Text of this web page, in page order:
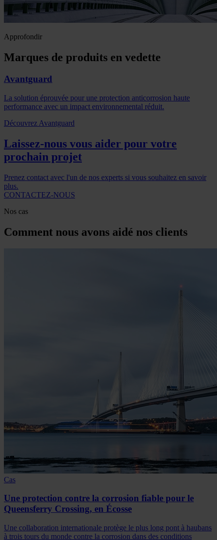
Approfondir
Marques de produits en vedette
Avantguard
La solution éprouvée pour une protection anticorrosion haute
performance avec un impact environnemental réduit.
Découvrez Avantguard
Laissez-nous vous aider pour votre
prochain projet
Prenez contact avec l'un de nos experts si vous souhaitez en savoir
plus.
CONTACTEZ-NOUS
Nos cas
Comment nous avons aidé nos clients
Cas
Une protection contre la corrosion fiable pour le
Queensferry Crossing, en Écosse
Une collaboration internationale protège le plus long pont à haubans
à trois tours du monde contre la corrosion dans des conditions